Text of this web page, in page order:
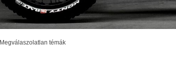
Megválaszolatlan témák